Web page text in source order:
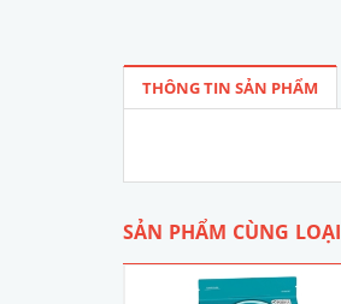
THÔNG TIN SẢN PHẨM
SẢN PHẨM CÙNG LOẠI